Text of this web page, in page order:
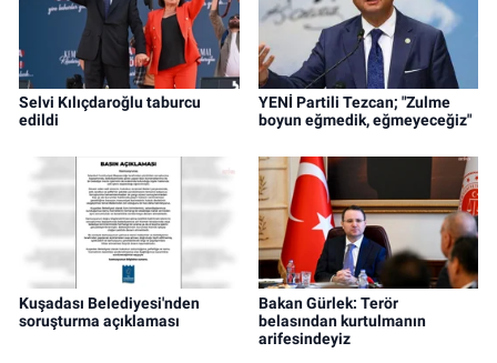
Selvi Kılıçdaroğlu taburcu
edildi
YENİ Partili Tezcan; "Zulme
boyun eğmedik, eğmeyeceğiz"
Kuşadası Belediyesi'nden
soruşturma açıklaması
Bakan Gürlek: Terör
belasından kurtulmanın
arifesindeyiz